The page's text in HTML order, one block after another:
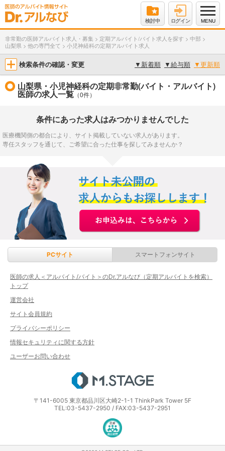
検討中 ログイン MENU
非常勤の医師アルバイト求人・募集 > 定期アルバイト/バイト求人を探す > 中部 >
山梨県 > 他の専門全て > 小児神経科の定期アルバイト求人
検索条件の確認・変更 ▼ 新着順 ▼給与順 ▼更新順
山梨県・小児神経科の定期非常勤(バイト・アルバイト)
医師の求人一覧 （0件）
条件にあった求人はみつかりませんでした
医療機関側の都合により、サイト掲載していない求人があります。
専任スタッフを通じて、ご希望に合った仕事を探してみませんか？
PCサイト スマートフォンサイト
医師の求人＜アルバイト/バイト＞のDr.アルなび（定期アルバイトを検索）
トップ
運営会社
サイト会員規約
プライバシーポリシー
情報セキュリティに関する方針
ユーザーお問い合わせ
〒141-6005 東京都品川区大崎2-1-1 ThinkPark Tower 5F
TEL:03-5437-2950 / FAX:03-5437-2951